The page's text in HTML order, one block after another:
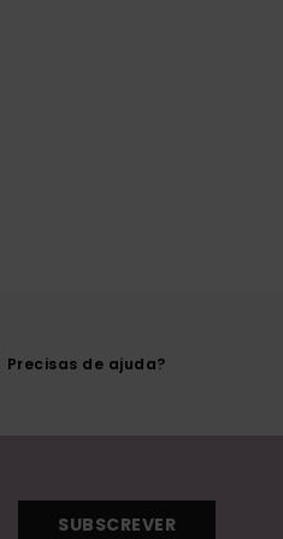
Precisas de ajuda?
SUBSCREVER